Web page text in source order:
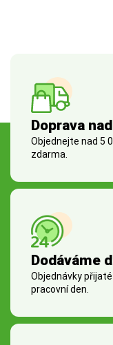
Doprava
Objednejte nad 5
zdarma.
Dodáváme
Objednávky
pracovní den.